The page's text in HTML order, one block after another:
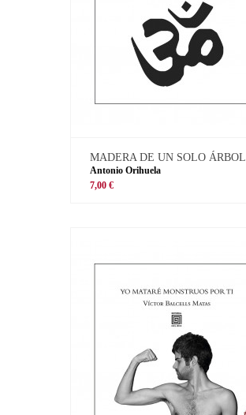
MADERA DE UN SOLO ÁRBOL
Antonio Orihuela
7,00 €